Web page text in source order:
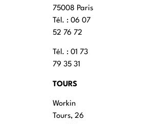
75008 Paris
Tél. : ‭06 07
52 76 72
Tél. : 01 73
79 35 31
TOURS
Workin
Tours, 26